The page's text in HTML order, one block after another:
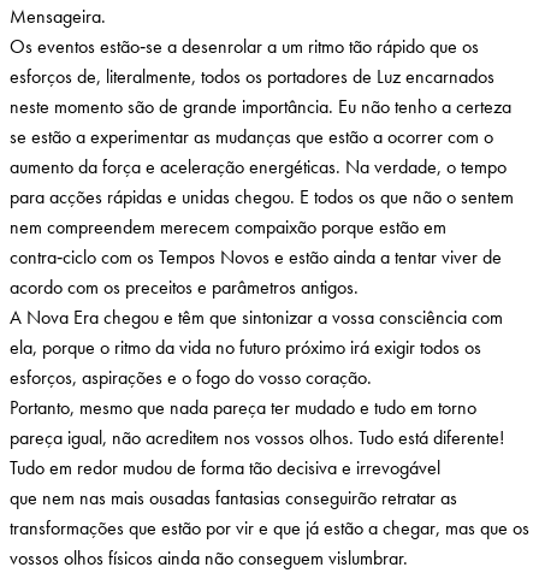
Mensageira.
Os eventos estão‑se a desenrolar a um ritmo tão rápido que os
esforços de, literalmente, todos os portadores de Luz encarnados
neste momento são de grande importância. Eu não tenho a certeza
se estão a experimentar as mudanças que estão a ocorrer com o
aumento da força e aceleração energéticas. Na verdade, o tempo
para acções rápidas e unidas chegou. E todos os que não o sentem
nem compreendem merecem compaixão porque estão em
contra‑ciclo com os Tempos Novos e estão ainda a tentar viver de
acordo com os preceitos e parâmetros antigos.
A Nova Era chegou e têm que sintonizar a vossa consciência com
ela, porque o ritmo da vida no futuro próximo irá exigir todos os
esforços, aspirações e o fogo do vosso coração.
Portanto, mesmo que nada pareça ter mudado e tudo em torno
pareça igual, não acreditem nos vossos olhos. Tudo está diferente!
Tudo em redor mudou de forma tão decisiva e irrevogável
que nem nas mais ousadas fantasias conseguirão retratar as
transformações que estão por vir e que já estão a chegar, mas que os
vossos olhos físicos ainda não conseguem vislumbrar.